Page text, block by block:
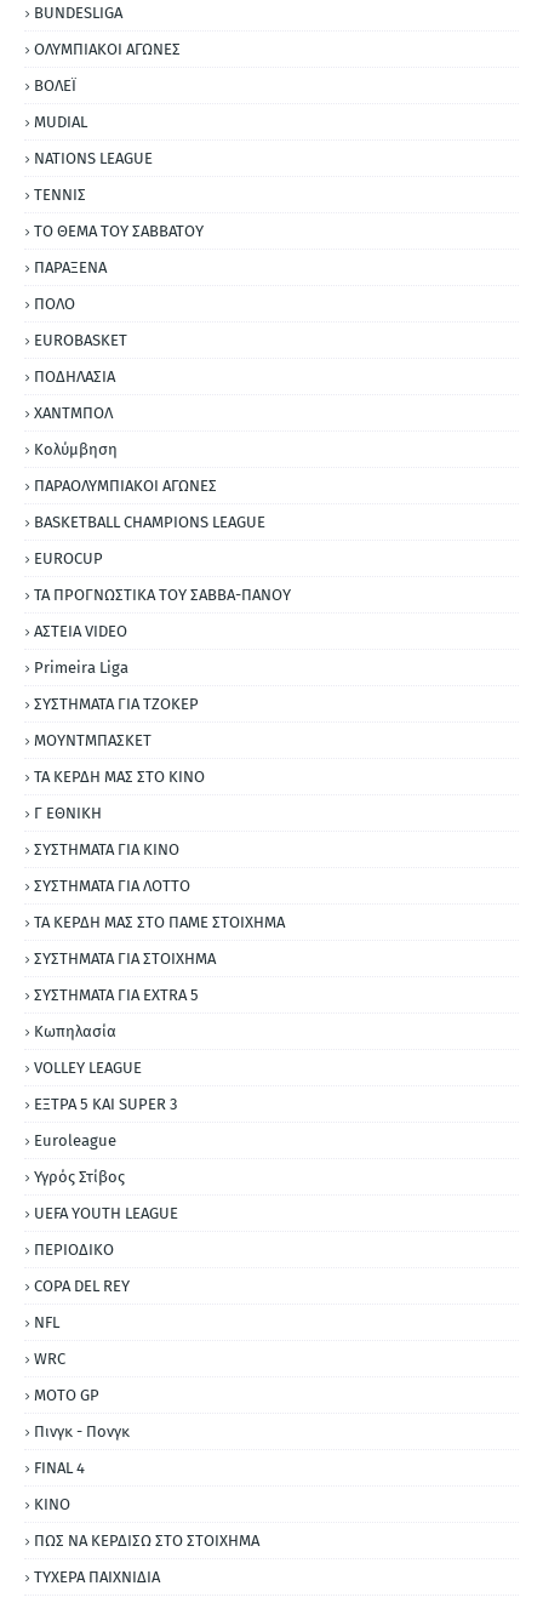
BUNDESLIGA
ΟΛΥΜΠΙΑΚΟΙ ΑΓΩΝΕΣ
ΒΟΛΕΪ
MUDIAL
NATIONS LEAGUE
ΤΕΝΝΙΣ
ΤΟ ΘΕΜΑ ΤΟΥ ΣΑΒΒΑΤΟΥ
ΠΑΡΑΞΕΝΑ
ΠΟΛΟ
EUROBASKET
ΠΟΔΗΛΑΣΙΑ
ΧΑΝΤΜΠΟΛ
Κολύμβηση
ΠΑΡΑΟΛΥΜΠΙΑΚΟΙ ΑΓΩΝΕΣ
BASKETBALL CHAMPIONS LEAGUE
EUROCUP
ΤΑ ΠΡΟΓΝΩΣΤΙΚΑ ΤΟΥ ΣΑΒΒΑ-ΠΑΝΟΥ
ΑΣΤΕΙΑ VIDEO
Primeira Liga
ΣΥΣΤΗΜΑΤΑ ΓΙΑ ΤΖΟΚΕΡ
ΜΟΥΝΤΜΠΑΣΚΕΤ
ΤΑ ΚΕΡΔΗ ΜΑΣ ΣΤΟ ΚΙΝΟ
Γ ΕΘΝΙΚΗ
ΣΥΣΤΗΜΑΤΑ ΓΙΑ ΚΙΝΟ
ΣΥΣΤΗΜΑΤΑ ΓΙΑ ΛΟΤΤΟ
ΤΑ ΚΕΡΔΗ ΜΑΣ ΣΤΟ ΠΑΜΕ ΣΤΟΙΧΗΜΑ
ΣΥΣΤΗΜΑΤΑ ΓΙΑ ΣΤΟΙΧΗΜΑ
ΣΥΣΤΗΜΑΤΑ ΓΙΑ ΕΧΤRΑ 5
Κωπηλασία
VOLLEY LEAGUE
ΕΞΤΡΑ 5 ΚΑΙ SUPER 3
Εuroleague
Υγρός Στίβος
UEFA YOUTH LEAGUE
ΠΕΡΙΟΔΙΚΟ
COPA DEL REY
NFL
WRC
MOTO GP
Πινγκ - Πονγκ
FINAL 4
ΚΙΝΟ
ΠΩΣ ΝΑ ΚΕΡΔΙΣΩ ΣΤΟ ΣΤΟΙΧΗΜΑ
ΤΥΧΕΡΑ ΠΑΙΧΝΙΔΙΑ